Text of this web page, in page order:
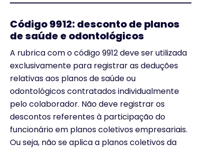
Código 9912: desconto de planos
de saúde e odontológicos
A rubrica com o código 9912 deve ser utilizada
exclusivamente para registrar as deduções
relativas aos planos de saúde ou
odontológicos contratados individualmente
pelo colaborador. Não deve registrar os
descontos referentes à participação do
funcionário em planos coletivos empresariais.
Ou seja, não se aplica a planos coletivos da